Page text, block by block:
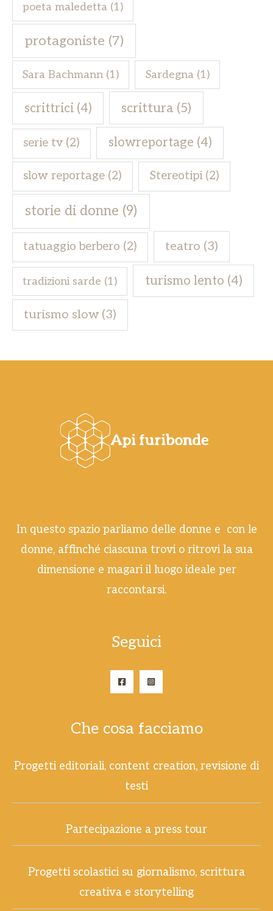
poeta maledetta (1)
protagoniste (7)
Sara Bachmann (1) Sardegna(1)
scrittrici(4) scrittura (5)
serie tv (2) slowreportage (4)
slow reportage (2) Stereotipi(2)
storie di donne (9)
tatuaggio berbero (2) teatro (3)
tradizioni sarde (1) turismo lento (4)
turismo slow(3)
In questo spazio parliamo delle donne e con le
donne, affinché ciascuna trovi o ritrovi la sua
dimensione e magari il luogo ideale per
raccontarsi.
Seguici
Che cosa facciamo
Progetti editoriali, content creation, revisione di
testi
Partecipazione a press tour
Progetti scolastici su giornalismo, scrittura
creativa e storytelling